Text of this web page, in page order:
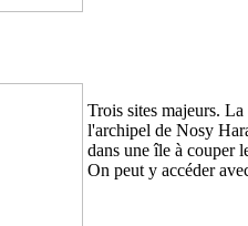
Trois sites majeurs.
l'archipel de Nosy
dans une île à couper
On peut y accéder